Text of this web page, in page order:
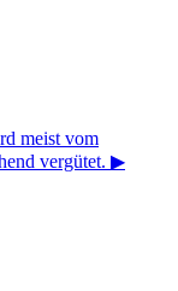
meist vom
vergütet. ▶